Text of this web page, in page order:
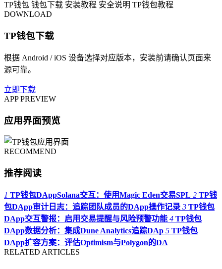
TP钱包 钱包下载 安装教程 安全说明 TP钱包教程
DOWNLOAD
TP钱包下载
根据 Android / iOS 设备选择对应版本，安装前请确认页面来
源可靠。
立即下载
APP PREVIEW
应用界面预览
RECOMMEND
推荐阅读
1 TP钱包DAppSolana交互：使用Magic Eden交易SPL 2 TP钱
包DApp审计日志：追踪团队成员的DApp操作记录 3 TP钱包
DApp交互警报：启用交易提醒与风险预警功能 4 TP钱包
DApp数据分析：集成Dune Analytics追踪DAp 5 TP钱包
DApp扩容方案：评估Optimism与Polygon的DA
RELATED ARTICLES